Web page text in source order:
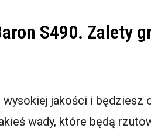
S490. Zalety
jakości i będziesz
wady, które będą